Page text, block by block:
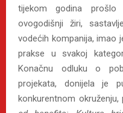
tijekom godina
ovogodišnji žiri,
vodećih kompanija, imao
prakse u svakoj
Konačnu odluku o
projekata, donijela je
konkurentnom